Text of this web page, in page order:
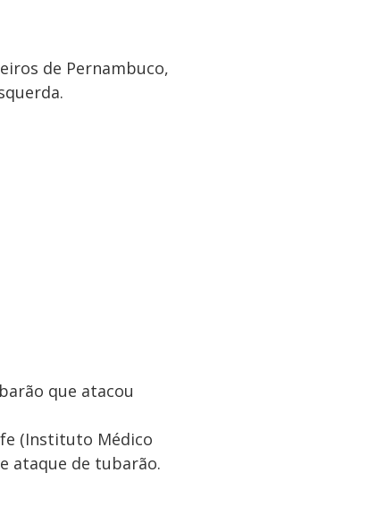
de Pernambuco,
que atacou
(Instituto Médico
ataque de tubarão.